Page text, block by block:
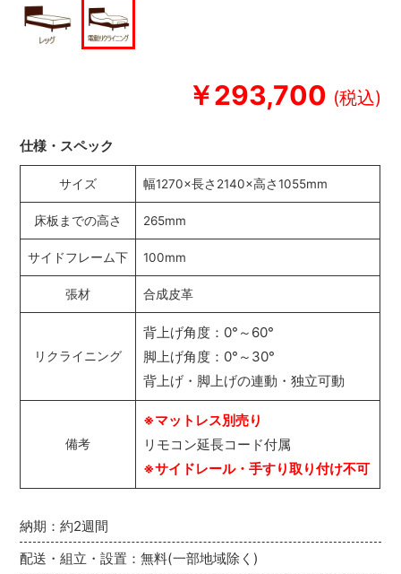
￥293,700
納期：約2週間
配送・組立・設置：無料(一部地域除く)
仕様・スペック
サイズ 幅1270×長さ2140×高さ1055mm
床板までの高さ 265mm
サイドフレーム下 100mm
張材 合成皮革
リクライニング
背上げ角度：0°～60°
脚上げ角度：0°～30°
背上げ・脚上げの連動・独立可動
備考
※マットレス別売り
リモコン延長コード付属
※サイドレール・手すり取り付け不可